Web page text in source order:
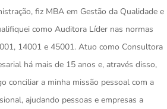
fiz MBA em Gestão da Qualidade e
como Auditora Líder nas normas
14001 e 45001. Atuo como Consultora
há mais de 15 anos e, através disso,
conciliar a minha missão pessoal com a
ajudando pessoas e empresas a